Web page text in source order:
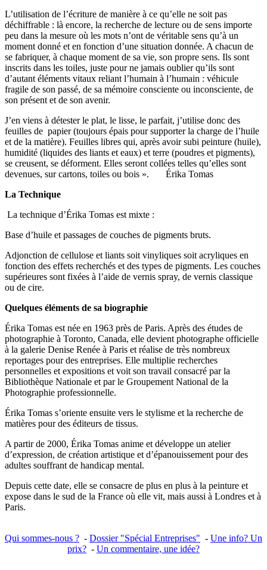
L’utilisation de l’écriture de manière à ce qu’elle ne soit pas
déchiffrable : là encore, la recherche de lecture ou de sens importe
peu dans la mesure où les mots n’ont de véritable sens qu’à un
moment donné et en fonction d’une situation donnée. A chacun de
se fabriquer, à chaque moment de sa vie, son propre sens. Ils sont
inscrits dans les toiles, juste pour ne jamais oublier qu’ils sont
d’autant éléments vitaux reliant l’humain à l’humain : véhicule
fragile de son passé, de sa mémoire consciente ou inconsciente, de
son présent et de son avenir.
J’en viens à détester le plat, le lisse, le parfait, j’utilise donc des
feuilles de papier (toujours épais pour supporter la charge de l’huile
et de la matière). Feuilles libres qui, après avoir subi peinture (huile),
humidité (liquides des liants et eaux) et terre (poudres et pigments),
se creusent, se déforment. Elles seront collées telles qu’elles sont
devenues, sur cartons, toiles ou bois ». Érika Tomas
La Technique
La technique d’Érika Tomas est mixte :
Base d’huile et passages de couches de pigments bruts.
Adjonction de cellulose et liants soit vinyliques soit acryliques en
fonction des effets recherchés et des types de pigments. Les couches
supérieures sont fixées à l’aide de vernis spray, de vernis classique
ou de cire.
Quelques éléments de sa biographie
Érika Tomas est née en 1963 près de Paris. Après des études de
photographie à Toronto, Canada, elle devient photographe officielle
à la galerie Denise Renée à Paris et réalise de très nombreux
reportages pour des entreprises. Elle multiplie recherches
personnelles et expositions et voit son travail consacré par la
Bibliothèque Nationale et par le Groupement National de la
Photographie professionnelle.
Érika Tomas s’oriente ensuite vers le stylisme et la recherche de
matières pour des éditeurs de tissus.
A partir de 2000, Érika Tomas anime et développe un atelier
d’expression, de création artistique et d’épanouissement pour des
adultes souffrant de handicap mental.
Depuis cette date, elle se consacre de plus en plus à la peinture et
expose dans le sud de la France où elle vit, mais aussi à Londres et à
Paris.
Qui sommes-nous ? - Dossier "Spécial Entreprises" - Une info? Un
prix? - Un commentaire, une idée?